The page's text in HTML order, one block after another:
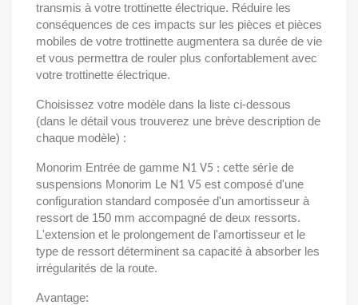
transmis à votre trottinette électrique. Réduire les
conséquences de ces impacts sur les pièces et pièces
mobiles de votre trottinette augmentera sa durée de vie
et vous permettra de rouler plus confortablement avec
votre trottinette électrique.
Choisissez votre modèle dans la liste ci-dessous
(dans le détail vous trouverez une brève description de
chaque modèle) :
Monorim Entrée de gamme N1 V5 : cette série de
suspensions Monorim Le N1 V5 est composé d'une
configuration standard composée d'un amortisseur à
ressort de 150 mm accompagné de deux ressorts.
L'extension et le prolongement de l'amortisseur et le
type de ressort déterminent sa capacité à absorber les
irrégularités de la route.
Avantage: